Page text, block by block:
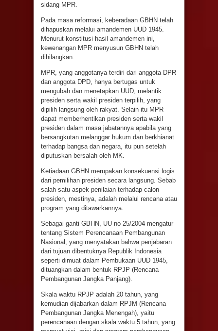
sidang MPR.
Pada masa reformasi, keberadaan GBHN telah
dihapuskan melalui amandemen UUD 1945.
Menurut konstitusi hasil amandemen ini,
kewenangan MPR menyusun GBHN telah
dihilangkan.
MPR, yang anggotanya terdiri dari anggota DPR
dan anggota DPD, hanya bertugas untuk
mengubah dan menetapkan UUD, melantik
presiden serta wakil presiden terpilih, yang
dipilih langsung oleh rakyat. Selain itu MPR
dapat memberhentikan presiden serta wakil
presiden dalam masa jabatannya apabila yang
bersangkutan melanggar hukum dan berkhianat
terhadap bangsa dan negara, itu pun setelah
diputuskan bersalah oleh MK.
Ketiadaan GBHN merupakan konsekuensi logis
dari pemilihan presiden secara langsung. Sebab
salah satu aspek penilaian terhadap calon
presiden, mestinya, adalah melalui rencana atau
program yang ditawarkannya.
Sebagai ganti GBHN, UU no 25/2004 mengatur
tentang Sistem Perencanaan Pembangunan
Nasional, yang menyatakan bahwa penjabaran
dari tujuan dibentuknya Republik Indonesia
seperti dimuat dalam Pembukaan UUD 1945,
dituangkan dalam bentuk RPJP (Rencana
Pembangunan Jangka Panjang).
Skala waktu RPJP adalah 20 tahun, yang
kemudian dijabarkan dalam RPJM (Rencana
Pembangunan Jangka Menengah), yaitu
perencanaan dengan skala waktu 5 tahun, yang